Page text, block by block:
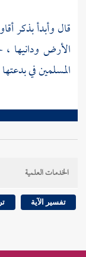
قال وأبدأ بذكر
الأرض ودانيها ،
المسلمين في
الخدمات العلمية
تفسير الآية